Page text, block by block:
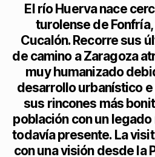
El río Huerva nace
turolense de
Cucalón. Recorre sus
de camino a Zaragoza
muy humanizado
desarrollo urbanístico
sus rincones más
población con un
todavía presente. La
con una visión desde la